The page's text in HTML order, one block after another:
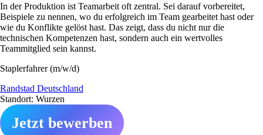
In der Produktion ist Teamarbeit oft zentral. Sei darauf vorbereitet,
Beispiele zu nennen, wo du erfolgreich im Team gearbeitet hast oder
wie du Konflikte gelöst hast. Das zeigt, dass du nicht nur die
technischen Kompetenzen hast, sondern auch ein wertvolles
Teammitglied sein kannst.
Staplerfahrer (m/w/d)
Randstad Deutschland
Standort: Wurzen
Jetzt bewerben